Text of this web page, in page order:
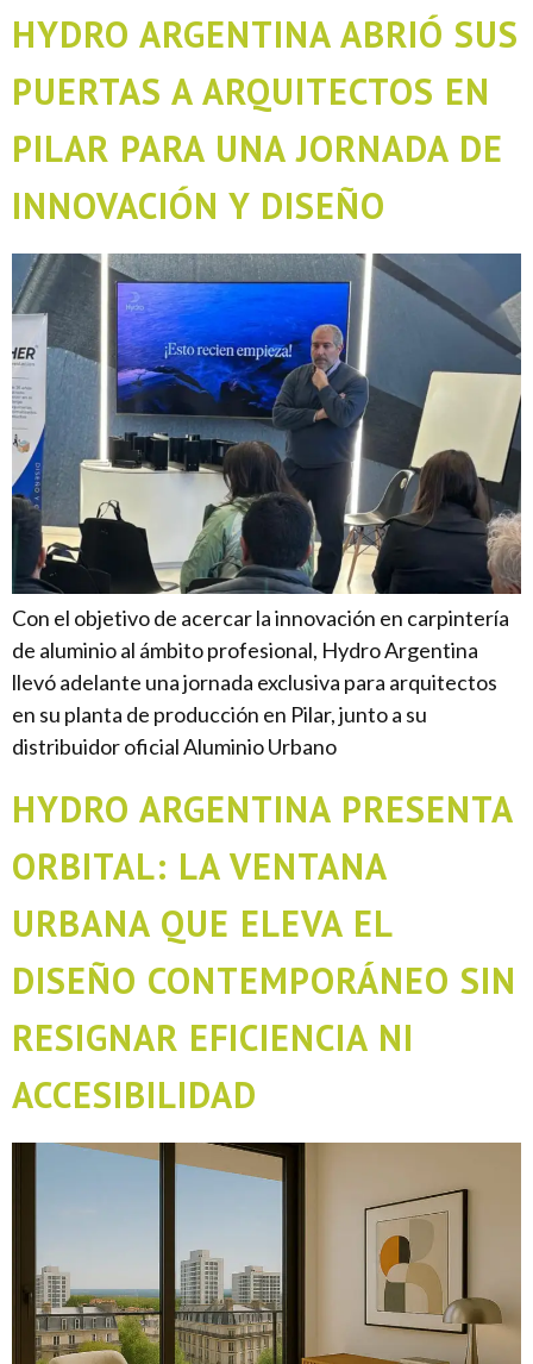
HYDRO ARGENTINA ABRIÓ SUS
PUERTAS A ARQUITECTOS EN
PILAR PARA UNA JORNADA DE
INNOVACIÓN Y DISEÑO
Con el objetivo de acercar la innovación en carpintería
de aluminio al ámbito profesional, Hydro Argentina
llevó adelante una jornada exclusiva para arquitectos
en su planta de producción en Pilar, junto a su
distribuidor oficial Aluminio Urbano
HYDRO ARGENTINA PRESENTA
ORBITAL: LA VENTANA
URBANA QUE ELEVA EL
DISEÑO CONTEMPORÁNEO SIN
RESIGNAR EFICIENCIA NI
ACCESIBILIDAD